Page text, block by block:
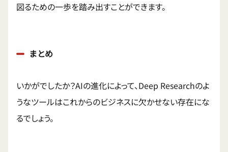
図るための一歩を踏み出すことができます。
まとめ
いかがでしたか？AIの進化によって、Deep Researchのよ
うなツールはこれからのビジネスに欠かせない存在にな
るでしょう。